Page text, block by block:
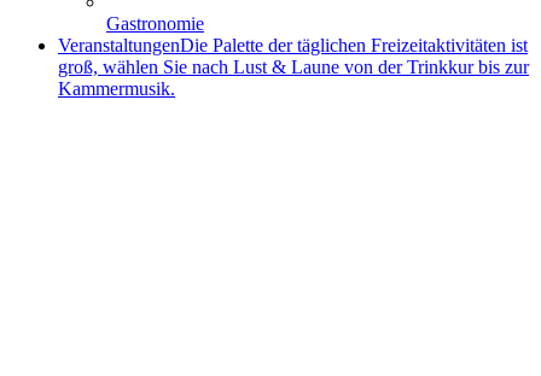
Gastronomie
VeranstaltungenDie Palette der täglichen Freizeitaktivitäten ist
groß, wählen Sie nach Lust & Laune von der Trinkkur bis zur
Kammermusik.